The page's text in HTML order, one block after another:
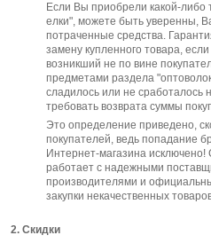
Если Вы приобрели какой-либо
елки", можете быть уверенны,
потраченные средства.
замену купленного товара,
возникший не по вине
предметами раздела
сладилось или не
требовать возврата суммы
Это определение приведено,
покупателей, ведь попадание
Интернет-магазина исключено!
работает с надежными
производителями и
закупки некачественных
2. Скидки